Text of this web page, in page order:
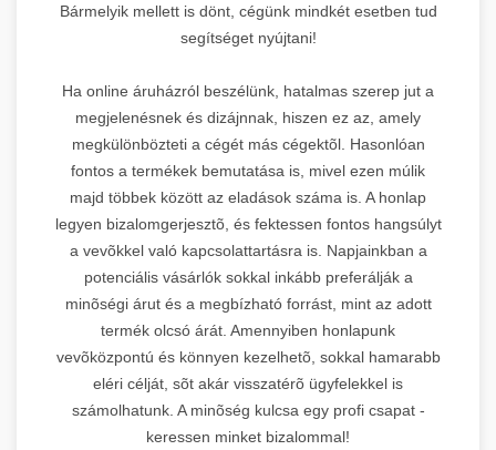
Bármelyik mellett is dönt, cégünk mindkét esetben tud
segítséget nyújtani!
Ha online áruházról beszélünk, hatalmas szerep jut a
megjelenésnek és dizájnnak, hiszen ez az, amely
megkülönbözteti a cégét más cégektõl. Hasonlóan
fontos a termékek bemutatása is, mivel ezen múlik
majd többek között az eladások száma is. A honlap
legyen bizalomgerjesztõ, és fektessen fontos hangsúlyt
a vevõkkel való kapcsolattartásra is. Napjainkban a
potenciális vásárlók sokkal inkább preferálják a
minõségi árut és a megbízható forrást, mint az adott
termék olcsó árát. Amennyiben honlapunk
vevõközpontú és könnyen kezelhetõ, sokkal hamarabb
eléri célját, sõt akár visszatérõ ügyfelekkel is
számolhatunk. A minõség kulcsa egy profi csapat -
keressen minket bizalommal!